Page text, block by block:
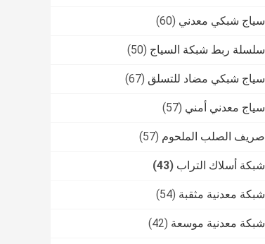
سياج شبكي معدني (60)
سلسلة ربط شبكة السياج (50)
سياج شبكي مضاد للتسلق (67)
سياج معدني أمني (57)
صريف الصلب الملحوم (57)
شبكة أسلاك التراب (43)
شبكة معدنية مثقبة (54)
شبكة معدنية موسعة (42)